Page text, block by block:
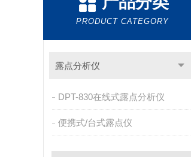
PRODUCT CATEGORY
露点分析仪
DPT-830在线式露点分析仪
便携式/台式露点仪